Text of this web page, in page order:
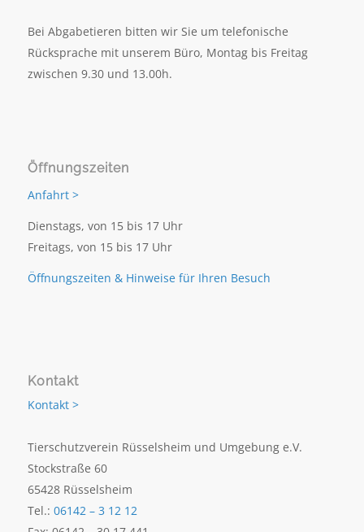
Bei Abgabetieren bitten wir Sie um telefonische
Rücksprache mit unserem Büro, Montag bis Freitag
zwischen 9.30 und 13.00h.
Öffnungszeiten
Anfahrt >
Dienstags, von 15 bis 17 Uhr
Freitags, von 15 bis 17 Uhr
Öffnungszeiten & Hinweise für Ihren Besuch
Kontakt
Kontakt >
Tierschutzverein Rüsselsheim und Umgebung e.V.
Stockstraße 60
65428 Rüsselsheim
Tel.: 06142 – 3 12 12